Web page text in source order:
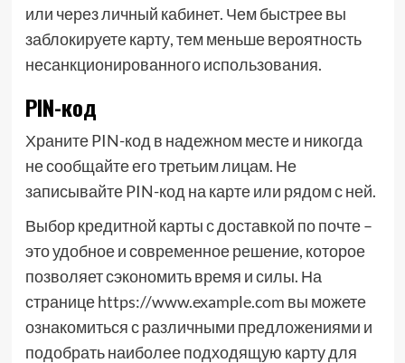
или через личный кабинет. Чем быстрее вы
заблокируете карту, тем меньше вероятность
несанкционированного использования.
PIN-код
Храните PIN-код в надежном месте и никогда
не сообщайте его третьим лицам. Не
записывайте PIN-код на карте или рядом с ней.
Выбор кредитной карты с доставкой по почте –
это удобное и современное решение, которое
позволяет сэкономить время и силы. На
странице https://www.example.com вы можете
ознакомиться с различными предложениями и
подобрать наиболее подходящую карту для